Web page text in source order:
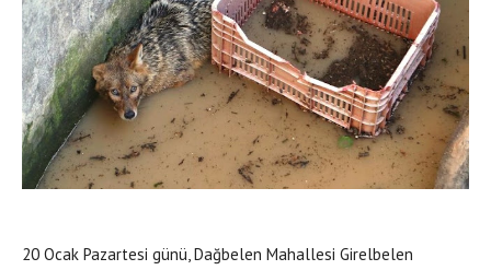
20 Ocak Pazartesi günü, Dağbelen Mahallesi Girelbelen